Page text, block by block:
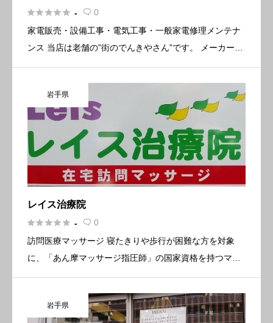
 -  0
家電販売・設備工事・電気工事・一般家電修理メンテナ
ンス 当店は老舗の”街のでんきやさん”です。 メーカーは
もご相談に対応しています。 主に家電製品販売・取付工
事、冷暖房・ […]
岩手県
レイス治療院
 -  0
訪問医療マッサージ 寝たきりや歩行が困難な方を対象
に、「あん摩マッサージ指圧師」の国家資格を持つマッ
サージ師がご自宅や施設に訪問し、機能訓練(リハビリ)
を含めた医療マッサージを提供しています。 医師の同意
の下で施術を行う […]
岩手県